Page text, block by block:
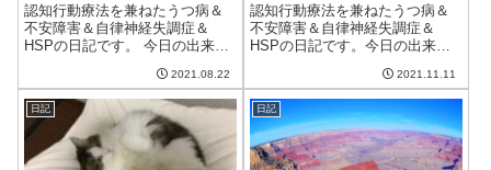
認知行動療法を兼ねたうつ病＆
不安障害＆自律神経失調症＆
HSPの日記です。 今日の出来事
まったく降らず、むしろ晴れ間
が見えて洗濯物が乾いた。また
最近天気予報の精度が悪い。ど
うにかならないものだろうか。
午前中は妻と散...
2021.08.22
認知行動療法を兼ねたうつ病＆
不安障害＆自律神経失調症＆
HSPの日記です。今日の出来事
もよく乾き、暖かい日だった。
だんだんと寒くなる傾向にある
けど、まだ冬じゃなく秋かな。
今日は午後から妻の手術。とい
うことで、昨日は...
2021.11.11
日記 日記